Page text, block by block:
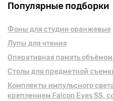
Популярные подборки
Фоны для студии оранжевые
Лупы для чтения
Оперативная память
Столы для предметной
Комплекты импульсного
креплением Falcon Eyes SS,